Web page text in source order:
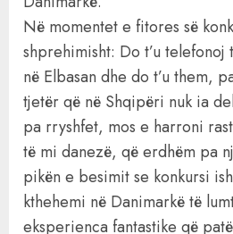
Në momentet e fitores së
shprehimisht: Do t’u
në Elbasan dhe do t’u them,
tjetër që në Shqipëri nuk ia
pa rryshfet, mos e harroni
të mi danezë, që erdhëm pa
pikën e besimit se konkursi
kthehemi në Danimarkë të
eksperienca fantastike që